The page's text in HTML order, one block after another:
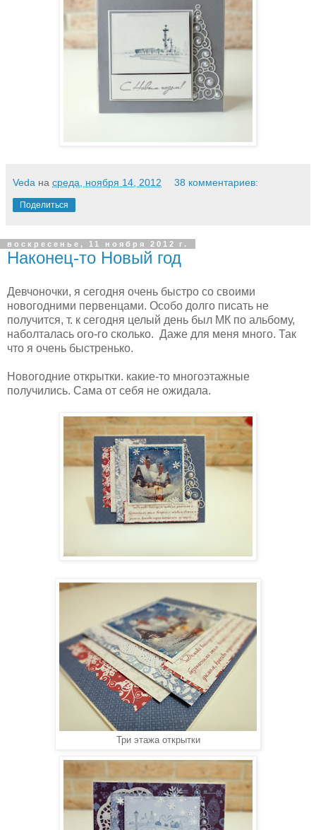
Veda на среда, ноября 14, 2012 38 комментариев:
Поделиться
воскресенье, 11 ноября 2012 г.
Наконец-то Новый год
Девчоночки, я сегодня очень быстро со своими
новогодними первенцами. Особо долго писать не
получится, т. к сегодня целый день был МК по альбому,
наболталась ого-го сколько. Даже для меня много. Так
что я очень быстренько.
Новогодние открытки. какие-то многоэтажные
получились. Сама от себя не ожидала.
Три этажа открытки